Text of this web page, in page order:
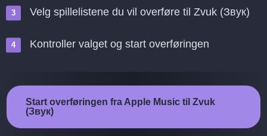
Velg spillelistene du vil overføre til Zvuk (Звук)
Kontroller valget og start overføringen
Start overføringen fra Apple Music til Zvuk
(Звук)